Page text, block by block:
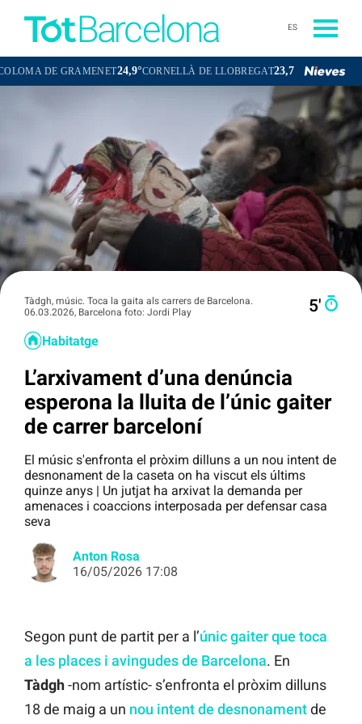
ES
GRAMENET24,9°CORNELLÀ DE LLOBREGAT23,7°SANT BOI DE
Tàdgh, músic. Toca la gaita als carrers de Barcelona.
06.03.2026, Barcelona foto: Jordi Play
5′
Habitatge
L’arxivament d’una denúncia
esperona la lluita de l’únic gaiter
de carrer barceloní
El músic s'enfronta el pròxim dilluns a un nou intent de
desnonament de la caseta on ha viscut els últims
quinze anys | Un jutjat ha arxivat la demanda per
amenaces i coaccions interposada per defensar casa
seva
Anton Rosa
16/05/2026 17:08
Segon punt de partit per a l’únic gaiter que toca
a les places i avingudes de Barcelona. En
Tàdgh-nom artístic- s’enfronta el pròxim dilluns
18 de maig a un nou intent de desnonamentde